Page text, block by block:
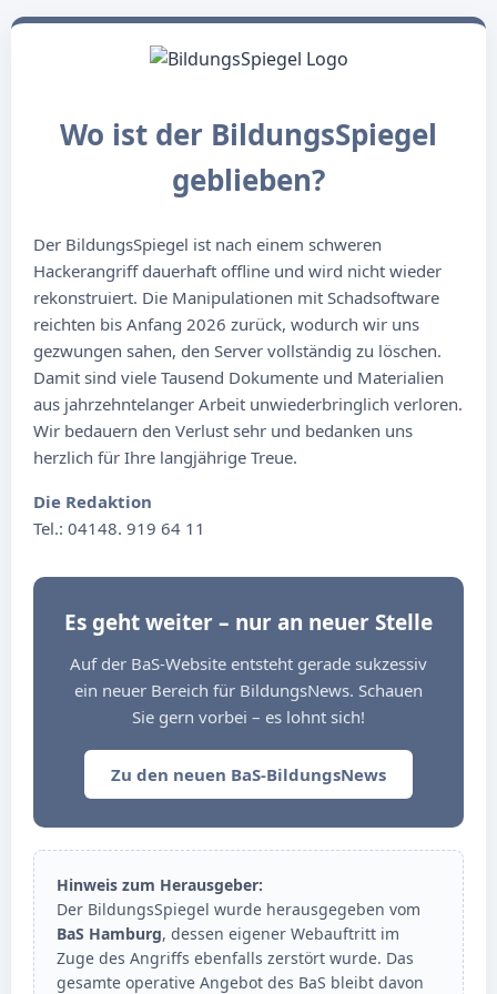
Wo ist der BildungsSpiegel
geblieben?
Der BildungsSpiegel ist nach einem schweren
Hackerangriff dauerhaft offline und wird nicht wieder
rekonstruiert. Die Manipulationen mit Schadsoftware
reichten bis Anfang 2026 zurück, wodurch wir uns
gezwungen sahen, den Server vollständig zu löschen.
Damit sind viele Tausend Dokumente und Materialien
aus jahrzehntelanger Arbeit unwiederbringlich verloren.
Wir bedauern den Verlust sehr und bedanken uns
herzlich für Ihre langjährige Treue.
Die Redaktion
Tel.: 04148. 919 64 11
Es geht weiter – nur an neuer Stelle
Auf der BaS-Website entsteht gerade sukzessiv
ein neuer Bereich für BildungsNews. Schauen
Sie gern vorbei – es lohnt sich!
Zu den neuen BaS-BildungsNews
Hinweis zum Herausgeber:
Der BildungsSpiegel wurde herausgegeben vom
BaS Hamburg, dessen eigener Webauftritt im
Zuge des Angriffs ebenfalls zerstört wurde. Das
gesamte operative Angebot des BaS bleibt davon